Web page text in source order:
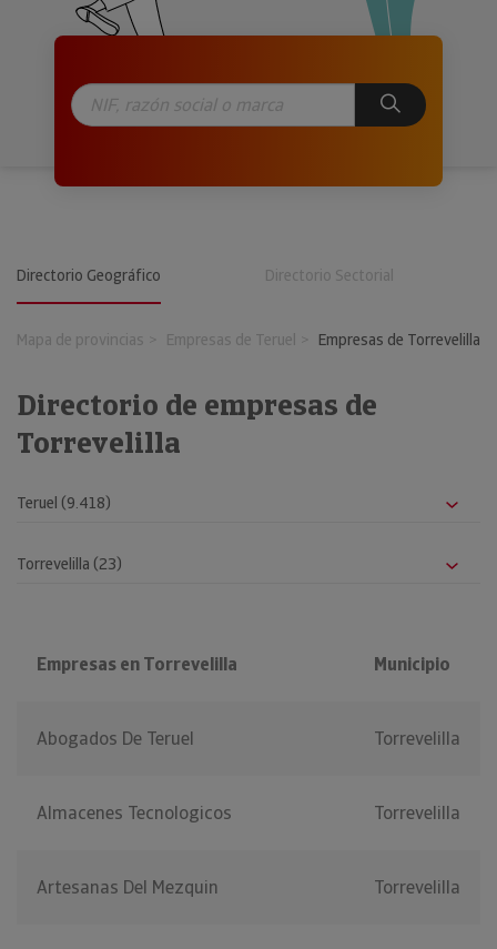
Directorio Geográfico Directorio Sectorial
Mapa de provincias Empresas de Teruel Empresas de Torrevelilla
Directorio de empresas de
Torrevelilla
Empresas en Torrevelilla Municipio
Abogados De Teruel Torrevelilla
Almacenes Tecnologicos Torrevelilla
Artesanas Del Mezquin Torrevelilla